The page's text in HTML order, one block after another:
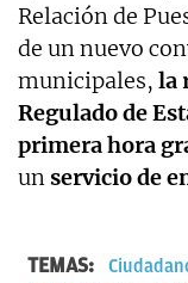
Relación de
de un nuevo
municipales, la
Regulado de
primera hora
unservicio de
TEMAS: